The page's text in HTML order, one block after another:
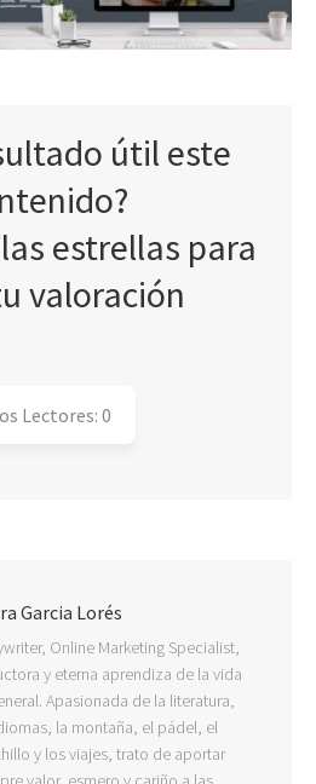
útil este
estrellas para
valoración
Lectores: 0
Garcia Lorés
Online Marketing Specialist,
y eterna aprendiza de la vida
Apasionada de la literatura,
la montaña, el pádel, el
y los viajes, trato de aportar